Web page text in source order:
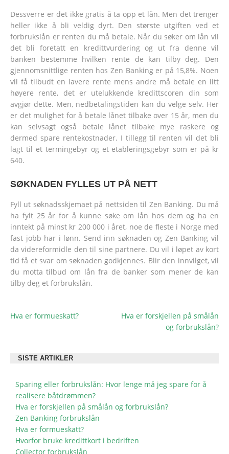
Dessverre er det ikke gratis å ta opp et lån. Men det trenger
heller ikke å bli veldig dyrt. Den største utgiften ved et
forbrukslån er renten du må betale. Når du søker om lån vil
det bli foretatt en kredittvurdering og ut fra denne vil
banken bestemme hvilken rente de kan tilby deg. Den
gjennomsnittlige renten hos Zen Banking er på 15,8%. Noen
vil få tilbudt en lavere rente mens andre må betale en litt
høyere rente, det er utelukkende kredittscoren din som
avgjør dette. Men, nedbetalingstiden kan du velge selv. Her
er det mulighet for å betale lånet tilbake over 15 år, men du
kan selvsagt også betale lånet tilbake mye raskere og
dermed spare rentekostnader. I tillegg til renten vil det bli
lagt til et termingebyr og et etableringsgebyr som er på kr
640.
SØKNADEN FYLLES UT PÅ NETT
Fyll ut søknadsskjemaet på nettsiden til Zen Banking. Du må
ha fylt 25 år for å kunne søke om lån hos dem og ha en
inntekt på minst kr 200 000 i året, noe de fleste i Norge med
fast jobb har i lønn. Send inn søknaden og Zen Banking vil
da videreformidle den til sine partnere. Du vil i løpet av kort
tid få et svar om søknaden godkjennes. Blir den innvilget, vil
du motta tilbud om lån fra de banker som mener de kan
tilby deg et forbrukslån.
POST
Hva er formueskatt?
Hva er forskjellen på smålån
og forbrukslån?
SISTE ARTIKLER
Sparing eller forbrukslån: Hvor lenge må jeg spare for å
realisere båtdrømmen?
Hva er forskjellen på smålån og forbrukslån?
Zen Banking forbrukslån
Hva er formueskatt?
Hvorfor bruke kredittkort i bedriften
Collector forbrukslån